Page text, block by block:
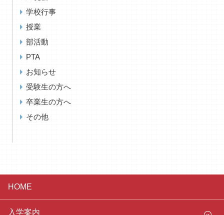
学校行事
授業
部活動
PTA
お知らせ
受験生の方へ
卒業生の方へ
その他
HOME
入学案内